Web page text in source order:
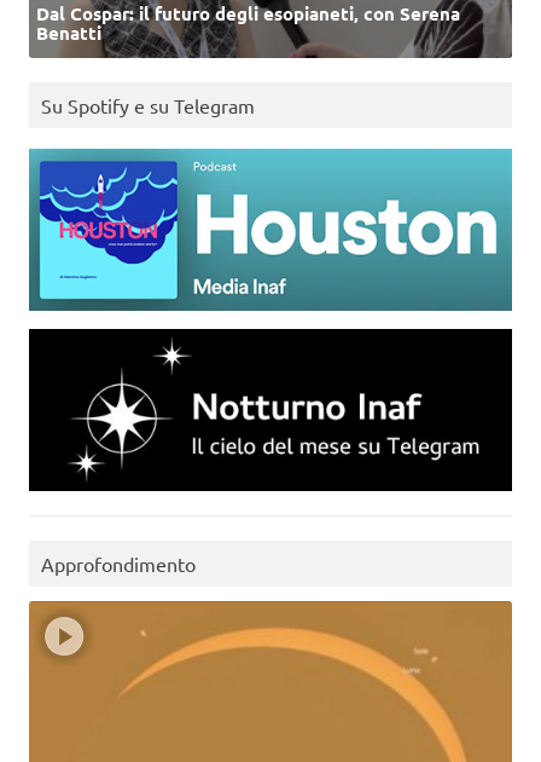
Dal Cospar: il futuro degli esopianeti, con Serena
Benatti
Su Spotify e su Telegram
Approfondimento